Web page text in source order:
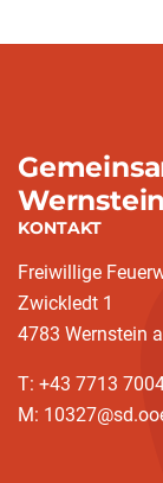
KONTAKT
Freiwillige
Zwickledt 1
4783 Wernstein
T: +43 7713
M: